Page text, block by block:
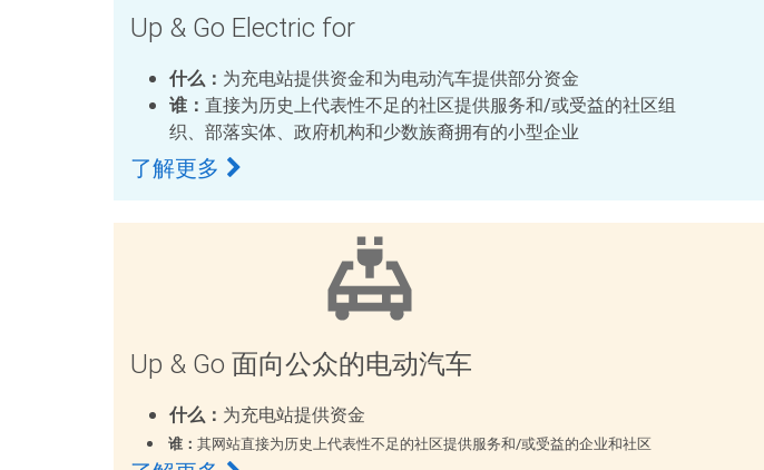
Up & Go Electric for
什么： 为充电站提供资金和为电动汽车提供部分资金
谁： 直接为历史上代表性不足的社区提供服务和/或受益的社区组
织、部落实体、政府机构和少数族裔拥有的小型企业
了解更多
Up & Go 面向公众的电动汽车
什么： 为充电站提供资金
谁： 其网站直接为历史上代表性不足的社区提供服务和/或受益的企业和社区